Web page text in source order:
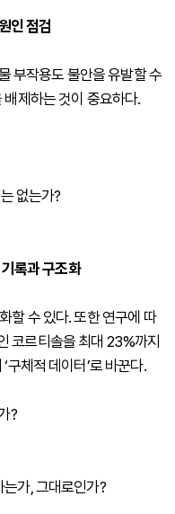
인 점검
부작용도 불안을 유발할 수
제하는 것이 중요하다.
없는가?
록과 구조화
할 수 있다. 또한 연구에 따
코르티솔을 최대 23%까지
구체적 데이터’로 바꾼다.
?
가, 그대로인가?